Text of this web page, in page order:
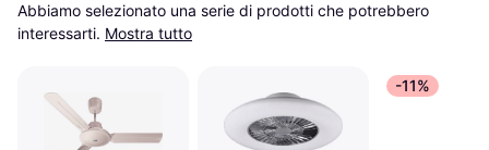
Abbiamo selezionato una serie di prodotti che potrebbero
interessarti. Mostra tutto
-11%